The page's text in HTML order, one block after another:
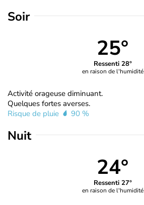
Soir
25°
Ressenti 28°
en raison de l'humidité
Activité orageuse diminuant.
Quelques fortes averses.
Risque de pluie
90 %
Nuit
24°
Ressenti 27°
en raison de l'humidité